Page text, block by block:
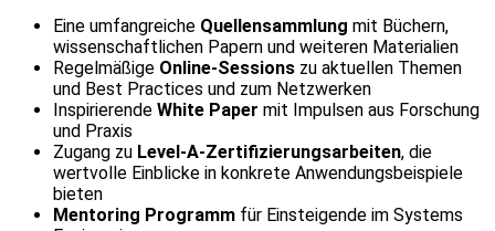
Eine umfangreiche Quellensammlung mit Büchern,
wissenschaftlichen Papern und weiteren Materialien
Regelmäßige Online-Sessions zu aktuellen Themen
und Best Practices und zum Netzwerken
Inspirierende White Paper mit Impulsen aus Forschung
und Praxis
Zugang zu Level-A-Zertifizierungsarbeiten, die
wertvolle Einblicke in konkrete Anwendungsbeispiele
bieten
Mentoring Programm für Einsteigende im Systems